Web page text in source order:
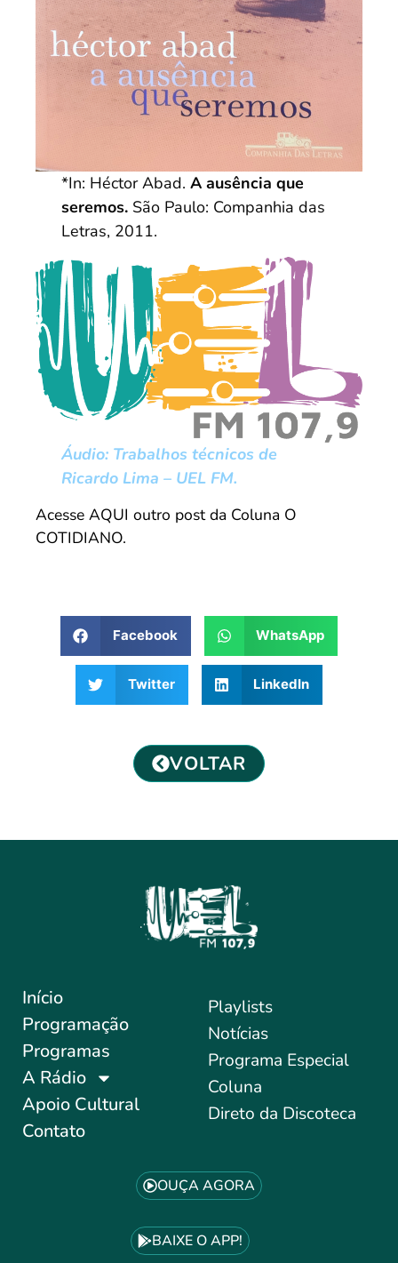
*In: Héctor Abad.A ausência que
seremos. São Paulo: Companhia das
Letras, 2011.
Áudio: Trabalhos técnicos de
Ricardo Lima – UEL FM.
Acesse AQUI outro post da Coluna O
COTIDIANO.
Facebook WhatsApp
Twitter LinkedIn
VOLTAR
Início
Programação
Programas
A Rádio
Apoio Cultural
Contato
Playlists
Notícias
Programa Especial
Coluna
Direto da Discoteca
OUÇA AGORA
BAIXE O APP!